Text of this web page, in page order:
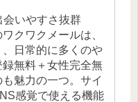
いやすさ抜群
クワクメールは、
日常的に多くのや
無料＋女性完全無
魅力の一つ。サイ
感覚で使える機能